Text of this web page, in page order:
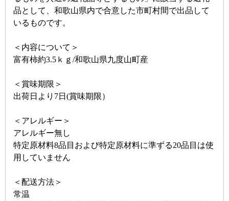
品として、和歌山県内で合意した市町村間で出品して
いるものです。
＜内容について＞
富有柿約3.5ｋｇ/和歌山県九度山町産
＜賞味期限＞
出荷日より7日(賞味期限）
＜アレルギー＞
アレルギー無し
特定原材料8品目および特定原材料に準ずる20品目は使
用していません
＜配送方法＞
常温